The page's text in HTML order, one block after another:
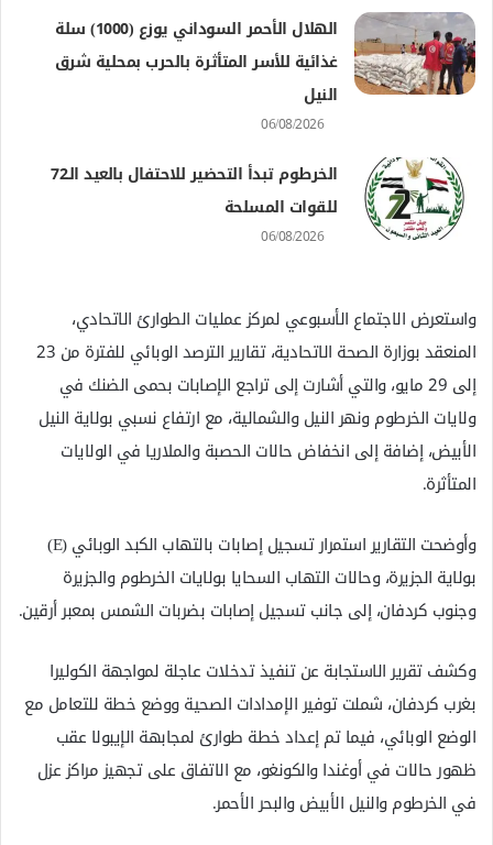
الهلال الأحمر السوداني يوزع (1000) سلة
غذائية للأسر المتأثرة بالحرب بمحلية شرق
النيل
06/08/2026
الخرطوم تبدأ التحضير للاحتفال بالعيد الـ72
للقوات المسلحة
06/08/2026
واستعرض الاجتماع الأسبوعي لمركز عمليات الطوارئ الاتحادي،
المنعقد بوزارة الصحة الاتحادية، تقارير الترصد الوبائي للفترة من 23
إلى 29 مايو، والتي أشارت إلى تراجع الإصابات بحمى الضنك في
ولايات الخرطوم ونهر النيل والشمالية، مع ارتفاع نسبي بولاية النيل
الأبيض، إضافة إلى انخفاض حالات الحصبة والملاريا في الولايات
المتأثرة.
وأوضحت التقارير استمرار تسجيل إصابات بالتهاب الكبد الوبائي (E)
بولاية الجزيرة، وحالات التهاب السحايا بولايات الخرطوم والجزيرة
وجنوب كردفان، إلى جانب تسجيل إصابات بضربات الشمس بمعبر أرقين.
وكشف تقرير الاستجابة عن تنفيذ تدخلات عاجلة لمواجهة الكوليرا
بغرب كردفان، شملت توفير الإمدادات الصحية ووضع خطة للتعامل مع
الوضع الوبائي، فيما تم إعداد خطة طوارئ لمجابهة الإيبولا عقب
ظهور حالات في أوغندا والكونغو، مع الاتفاق على تجهيز مراكز عزل
في الخرطوم والنيل الأبيض والبحر الأحمر.